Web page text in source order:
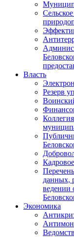
Власть
Резерв
данных,
ведении
Экономика